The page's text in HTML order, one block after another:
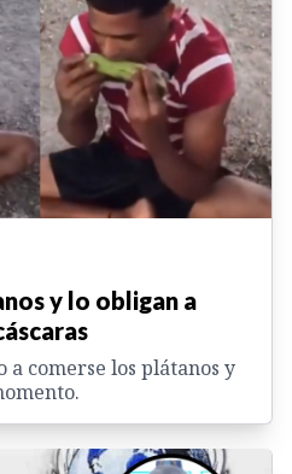
y lo obligan a
comerse los plátanos y